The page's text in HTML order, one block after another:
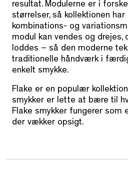
resultat. Modulerne er i
størrelser, så kollektionen har
kombinations- og
modul kan vendes og drejes,
loddes – så den moderne
traditionelle håndværk i
enkelt smykke.
Flake er en populær
smykker er lette at bære til
Flake smykker fungerer som
der vækker opsigt.